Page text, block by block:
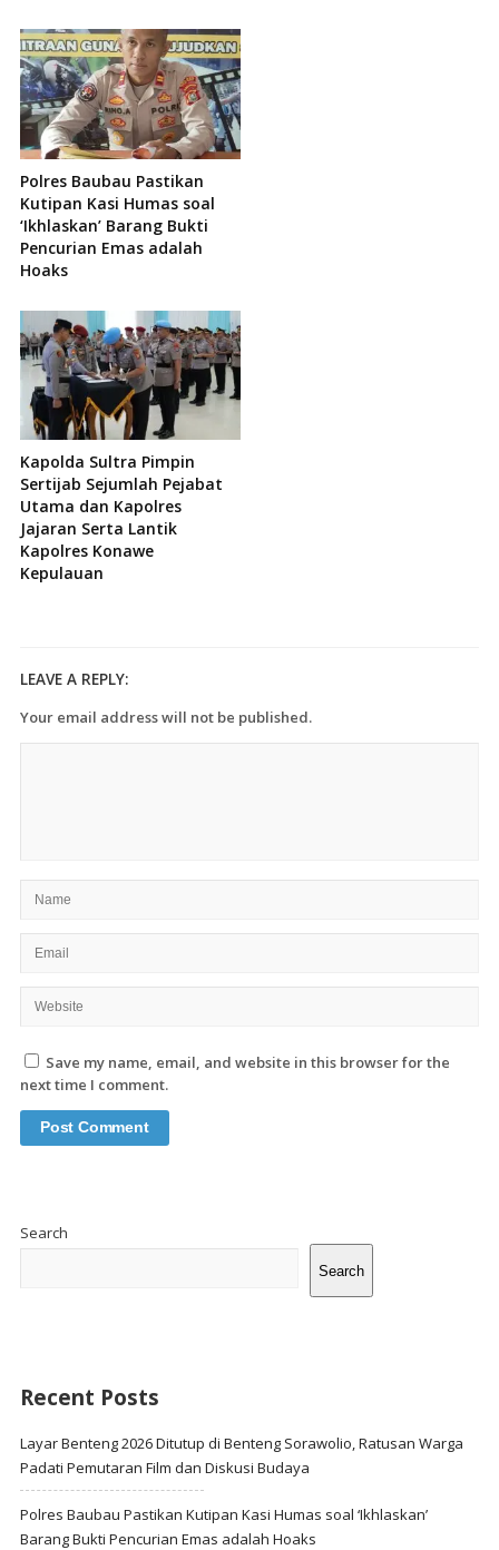
Polres Baubau Pastikan
Kutipan Kasi Humas soal
‘Ikhlaskan’ Barang Bukti
Pencurian Emas adalah
Hoaks
Kapolda Sultra Pimpin
Sertijab Sejumlah Pejabat
Utama dan Kapolres
Jajaran Serta Lantik
Kapolres Konawe
Kepulauan
LEAVE A REPLY:
Your email address will not be published.
Save my name, email, and website in this browser for the
next time I comment.
Search
Search
Recent Posts
Layar Benteng 2026 Ditutup di Benteng Sorawolio, Ratusan Warga
Padati Pemutaran Film dan Diskusi Budaya
Polres Baubau Pastikan Kutipan Kasi Humas soal ‘Ikhlaskan’
Barang Bukti Pencurian Emas adalah Hoaks